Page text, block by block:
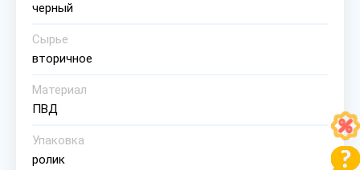
черный
Сырье
вторичное
Материал
ПВД
Упаковка
ролик